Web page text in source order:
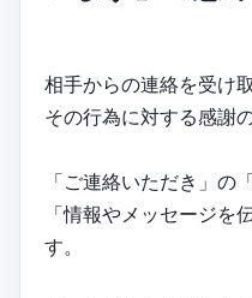
相手からの連絡を受け
その行為に対する感謝
「ご連絡いただき」の
「情報やメッセージを
す。